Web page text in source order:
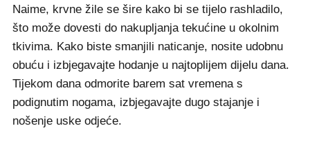
Naime, krvne žile se šire kako bi se tijelo rashladilo,
što može dovesti do nakupljanja tekućine u okolnim
tkivima. Kako biste smanjili naticanje, nosite udobnu
obuću i izbjegavajte hodanje u najtoplijem dijelu dana.
Tijekom dana odmorite barem sat vremena s
podignutim nogama, izbjegavajte dugo stajanje i
nošenje uske odjeće.